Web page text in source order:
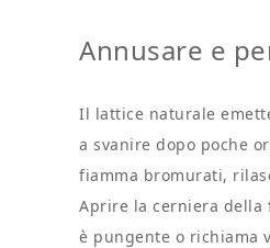
Annusare e
Il lattice naturale
a svanire dopo poche
fiamma bromurati,
Aprire la cerniera della
è pungente o richiama